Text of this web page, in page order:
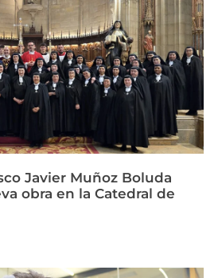
Javier Muñoz Boluda
obra en la Catedral de